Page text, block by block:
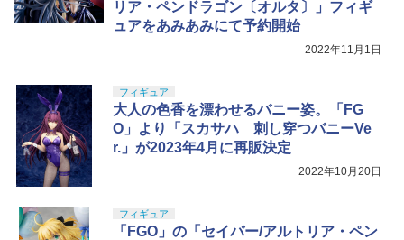
リア・ペンドラゴン〔オルタ〕」フィギ
ュアをあみあみにて予約開始
2022年11月1日
フィギュア
大人の色香を漂わせるバニー姿。「FG
O」より「スカサハ 刺し穿つバニーVe
r.」が2023年4月に再販決定
2022年10月20日
フィギュア
「FGO」の「セイバー/アルトリア・ペン